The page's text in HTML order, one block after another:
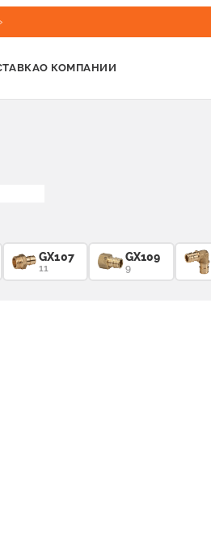
О КОМПАНИИ
GX107
11
GX109
9